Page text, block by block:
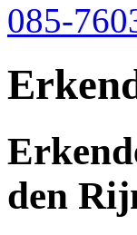
085-
den